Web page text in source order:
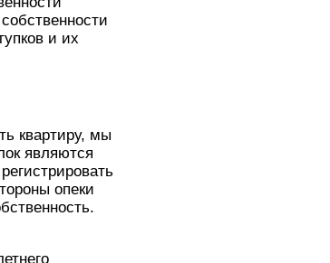
и их
квартиру, мы
являются
опеки